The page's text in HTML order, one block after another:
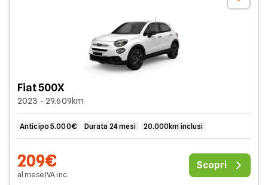
Fiat 500X
2023 - 29.609km
Anticipo 5.000€ Durata 24 mesi 20.000km inclusi
209€
al meseIVAinc.
Scopri